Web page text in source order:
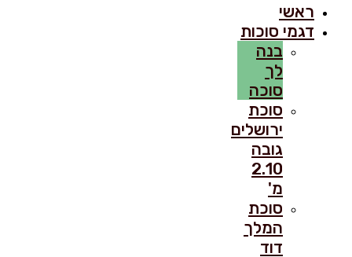
ראשי
דגמי סוכות
בנה
לך
סוכה
סוכת
ירושלים
גובה
2.10
מ'
סוכת
המלך
דוד